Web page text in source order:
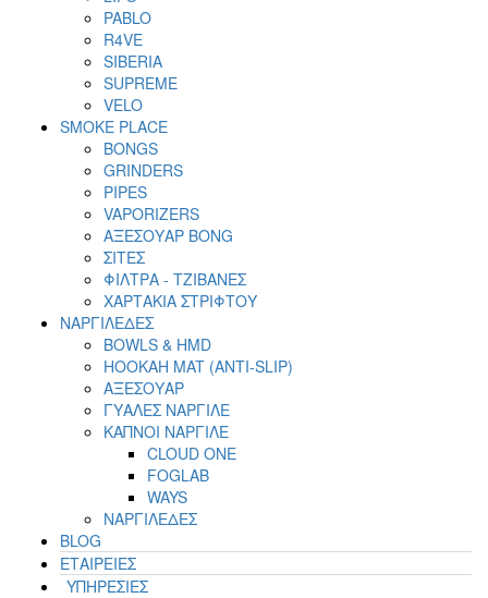
PABLO
R4VE
SIBERIA
SUPREME
VELO
SMOKE PLACE
BONGS
GRINDERS
PIPES
VAPORIZERS
ΑΞΕΣΟΥΑΡ BONG
ΣΙΤΕΣ
ΦΙΛΤΡΑ - ΤΖΙΒΑΝΕΣ
ΧΑΡΤΑΚΙΑ ΣΤΡΙΦΤΟΥ
ΝΑΡΓΙΛΕΔΕΣ
BOWLS & HMD
HOOKAH MAT (ANTI-SLIP)
ΑΞΕΣΟΥΑΡ
ΓΥΑΛΕΣ ΝΑΡΓΙΛΕ
ΚΑΠΝΟΙ ΝΑΡΓΙΛΕ
CLOUD ONE
FOGLAB
WAYS
ΝΑΡΓΙΛΕΔΕΣ
BLOG
ΕΤΑΙΡΕΙΕΣ
ΥΠΗΡΕΣΙΕΣ